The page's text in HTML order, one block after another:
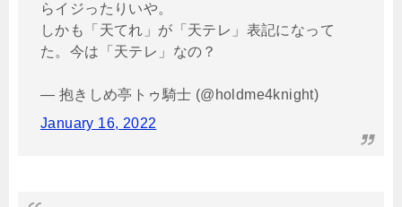
らイジったりいや。
しかも「天てれ」が「天テレ」表記になって
た。今は「天テレ」なの？
— 抱きしめ亭トゥ騎士 (@holdme4knight)
January 16, 2022